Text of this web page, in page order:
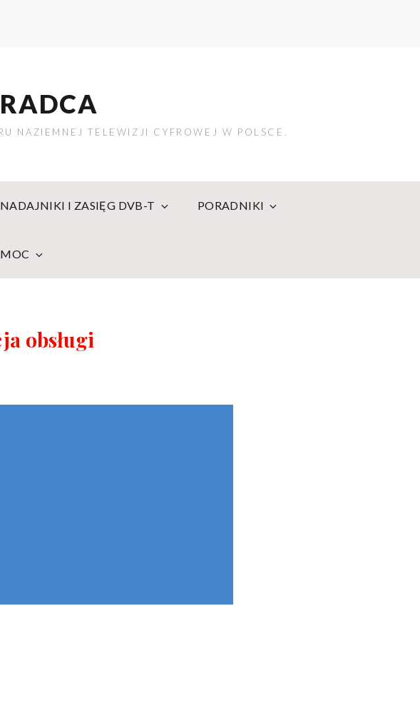
NAZIEMNEJ TELEWIZJI CYFROWEJ W POLSCE.
NADAJNIKI I ZASIĘG DVB-T PORADNIKI
obsługi